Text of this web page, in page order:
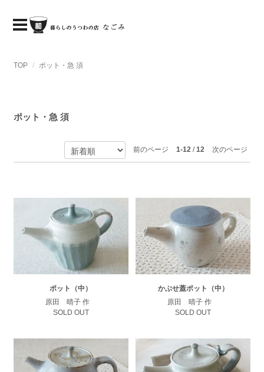
TOP ポット・急 須
ポット・急 須
前のページ 1-12/12 次のページ
ポット（中）
原田 晴子 作
SOLD OUT
かぶせ蓋ポット（中）
原田 晴子 作
SOLD OUT